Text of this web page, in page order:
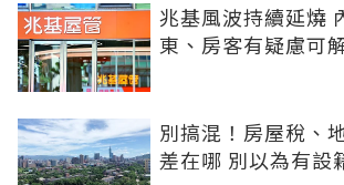
兆基風波持續延燒
東、房客有疑慮可
別搞混！房屋稅、
差在哪 別以為有設